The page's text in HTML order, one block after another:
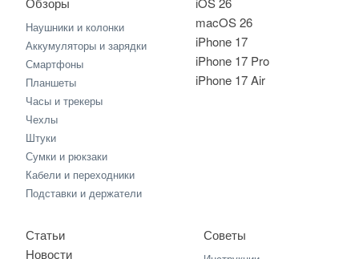
macOS 26
iPhone 17
iPhone 17 Pro
iPhone 17 Air
Наушники и колонки
Аккумуляторы и зарядки
Смартфоны
Планшеты
Часы и трекеры
Чехлы
Штуки
Сумки и рюкзаки
Кабели и переходники
Подставки и держатели
Статьи
Новости
Советы